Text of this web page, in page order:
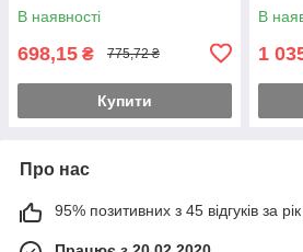
В наявності
698,15 ₴ 775,72 ₴
Купити
В
1
Про нас
95% позитивних з 45 відгуків за рік